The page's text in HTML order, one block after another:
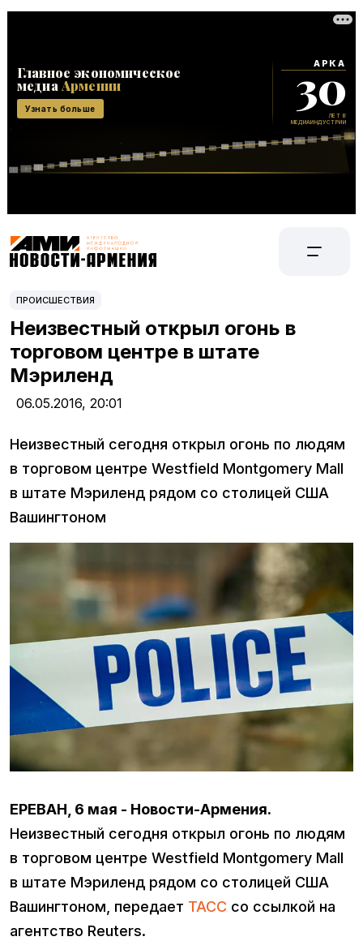
ПРОИСШЕСТВИЯ
Неизвестный открыл огонь в
торговом центре в штате
Мэриленд
06.05.2016, 20:01
Неизвестный сегодня открыл огонь по людям
в торговом центре Westfield Montgomery Mall
в штате Мэриленд рядом со столицей США
Вашингтоном
ЕРЕВАН, 6 мая - Новости-Армения.
Неизвестный сегодня открыл огонь по людям
в торговом центре Westfield Montgomery Mall
в штате Мэриленд рядом со столицей США
Вашингтоном, передает ТАСС со ссылкой на
агентство Reuters.